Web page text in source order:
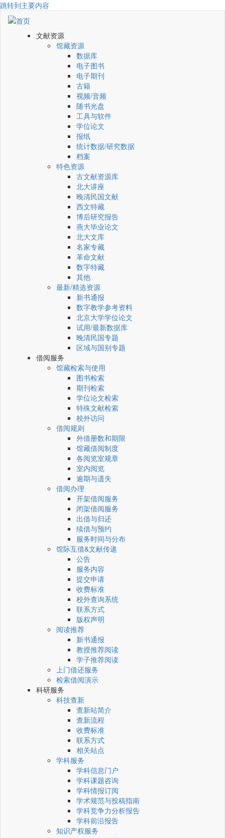
跳转到主要内容
文献资源
馆藏资源
数据库
电子图书
电子期刊
古籍
视频/音频
随书光盘
工具与软件
学位论文
报纸
统计数据/研究数据
档案
特色资源
古文献资源库
北大讲座
晚清民国文献
西文特藏
博后研究报告
燕大毕业论文
北大文库
名家专藏
革命文献
数字特藏
其他
最新/精选资源
新书通报
数字教学参考资料
北京大学学位论文
试用/最新数据库
晚清民国专题
区域与国别专题
借阅服务
馆藏检索与使用
图书检索
期刊检索
学位论文检索
特殊文献检索
校外访问
借阅规则
外借册数和期限
馆藏借阅制度
各阅览室规章
室内阅览
逾期与遗失
借阅办理
开架借阅服务
闭架借阅服务
出借与归还
续借与预约
服务时间与分布
馆际互借&文献传递
公告
服务内容
提交申请
收费标准
校外查询系统
联系方式
版权声明
阅读推荐
新书通报
教授推荐阅读
学子推荐阅读
上门借还服务
检索借阅演示
科研服务
科技查新
查新站简介
查新流程
收费标准
联系方式
相关站点
学科服务
学科信息门户
学科课题咨询
学科情报订阅
学术规范与投稿指南
学科竞争力分析报告
学科前沿报告
知识产权服务